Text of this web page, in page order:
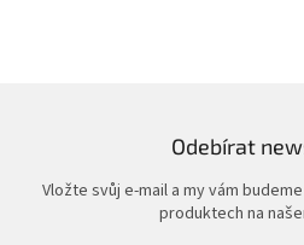
Odebírat
Vložte svůj e-mail a my vám
produktech na